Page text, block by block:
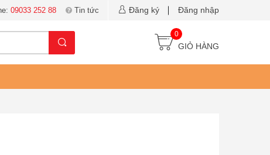
09033 252 88 Tin tức Đăng ký Đăng nhập
0
GIỎ HÀNG